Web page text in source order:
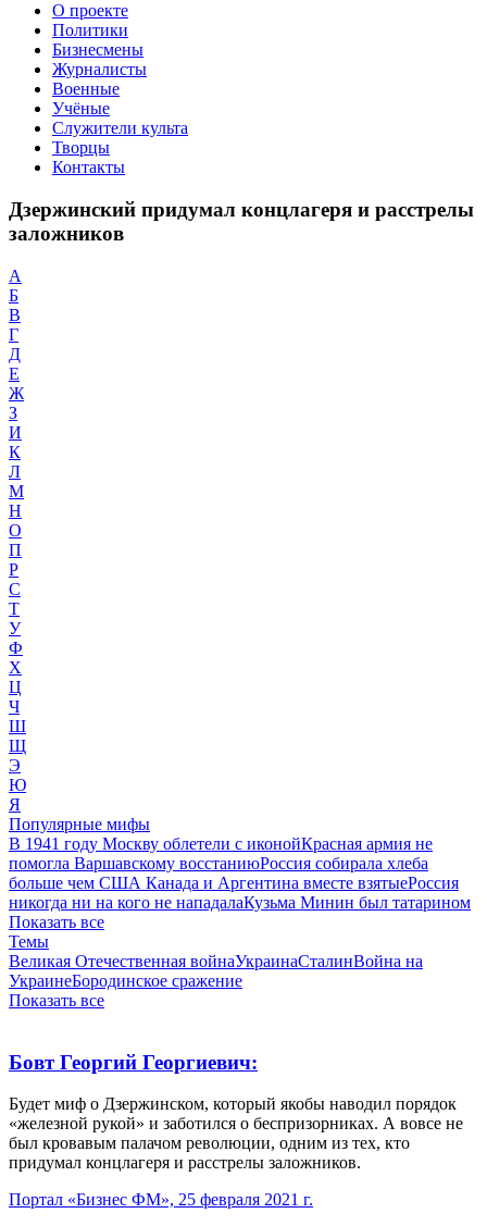
О проекте
Политики
Бизнесмены
Журналисты
Военные
Учёные
Служители культа
Творцы
Контакты
Дзержинский придумал концлагеря и расстрелы
заложников
А
Б
В
Г
Д
Е
Ж
З
И
К
Л
М
Н
О
П
Р
С
Т
У
Ф
Х
Ц
Ч
Ш
Щ
Э
Ю
Я
Популярные мифы
В 1941 году Москву облетели с иконойКрасная армия не
помогла Варшавскому восстаниюРоссия собирала хлеба
больше чем США Канада и Аргентина вместе взятыеРоссия
никогда ни на кого не нападалаКузьма Минин был татарином
Показать все
Темы
Великая Отечественная войнаУкраинаСталинВойна на
УкраинеБородинское сражение
Показать все
Бовт Георгий Георгиевич:
Будет миф о Дзержинском, который якобы наводил порядок
«железной рукой» и заботился о беспризорниках. А вовсе не
был кровавым палачом революции, одним из тех, кто
придумал концлагеря и расстрелы заложников.
Портал «Бизнес ФМ», 25 февраля 2021 г.